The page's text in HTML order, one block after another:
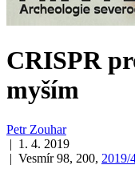
CRISPR
myším
Petr Zouhar
| 1. 4. 2019
| Vesmír 98, 200, 2019/